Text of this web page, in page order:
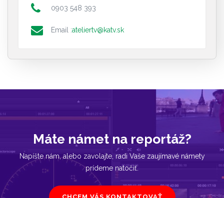
0903 548 393
Email :ateliertv@katv.sk
Máte námet na reportáž?
Napíšte nám, alebo zavolajte, radi Vaše zaujímavé námety
prídeme natočiť.